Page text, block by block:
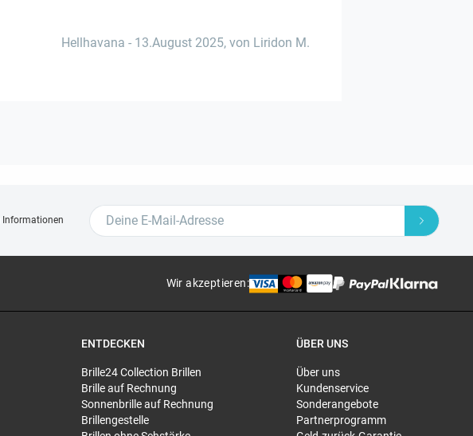
Hellhavana - 13.August 2025, von Liridon M.
Informationen
Wir akzeptieren:
ENTDECKEN
Brille24 Collection Brillen
Brille auf Rechnung
Sonnenbrille auf Rechnung
Brillengestelle
ÜBER UNS
Über uns
Kundenservice
Sonderangebote
Partnerprogramm